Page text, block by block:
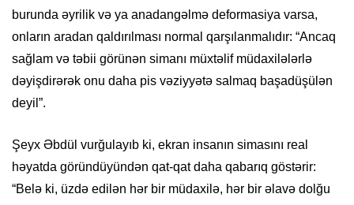
burunda əyrilik və ya anadangəlmə deformasiya varsa,
onların aradan qaldırılması normal qarşılanmalıdır: “Ancaq
sağlam və təbii görünən simanı müxtəlif müdaxilələrlə
dəyişdirərək onu daha pis vəziyyətə salmaq başadüşülən
deyil”.
Şeyx Əbdül vurğulayıb ki, ekran insanın simasını real
həyatda göründüyündən qat-qat daha qabarıq göstərir:
“Belə ki, üzdə edilən hər bir müdaxilə, hər bir əlavə dolğu